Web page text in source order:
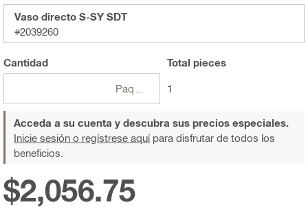
Vaso directo S-SY SDT
#2039260
Cantidad Total pieces
1
Acceda a su cuenta y descubra sus precios especiales.
Inicie sesión o regístrese aquípara disfrutar de todos los
beneficios.
$2,056.75